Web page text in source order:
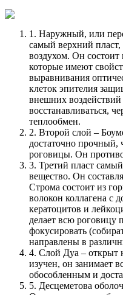
1. Наружный, или
самый верхний пласт,
воздухом. Он состоит
которые имеют
выравнивания
клеток эпителия
внешних
восстанавливаться,
теплообмен.
2. Второй слой –
достаточно прочный,
роговицы. Он
3. Третий пласт
вещество. Он
Строма состоит из
волокон коллагена с
кератоцитов и
делает всю роговицу
фокусировать
направлены в
4. Слой Дуа – открыт
изучен, он занимает
обособленным и
5. Десцеметова